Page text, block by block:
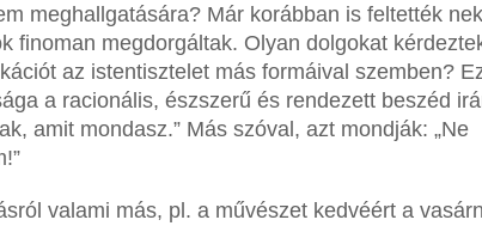
meghallgatására? Már korábban is feltették
finoman megdorgáltak. Olyan dolgokat
az istentisztelet más formáival szemben?
a racionális, észszerű és rendezett beszéd
amit mondasz.” Más szóval, azt mondják: „Ne
valami más, pl. a művészet kedvéért a